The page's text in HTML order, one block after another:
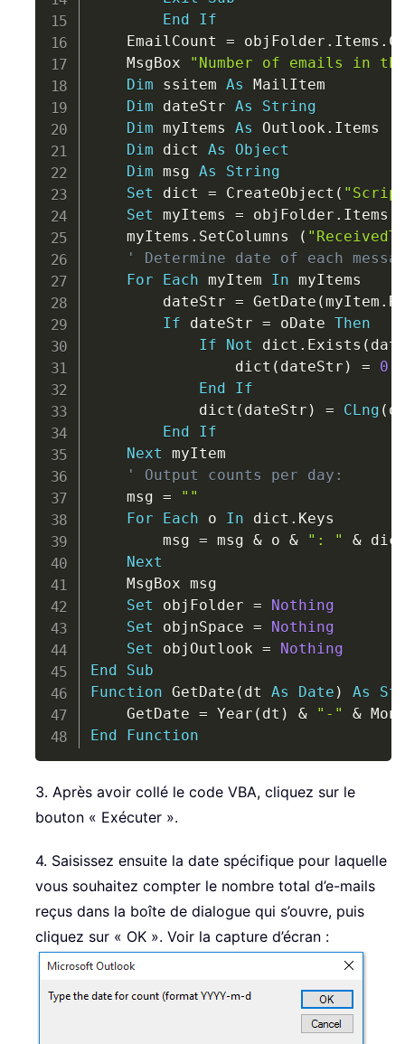
End
If
    EmailCount
= objFolder . Items .
    MsgBox
"Number of emails in
Dim ssitem As MailItem
Dim dateStr As
String
Dim myItems As Outlook . Items
Dim dict As
Object
Dim msg As
String
Set dict = CreateObject (
Set myItems = objFolder . Items
    myItems
. SetColumns (
' Determine date of each
For
Each myItem In myItems
        dateStr
= GetDate (myItem .
If dateStr = oDate Then
If
Not dict . Exists (
                dict
( dateStr ) =
0
End
If
            dict
( dateStr ) = CLng (
End
If
Next myItem
' Output counts per day:
    msg
=
""
For
Each o In dict . Keys
        msg
= msg & o & ": " &
Next
    MsgBox msg
Set objFolder =
Nothing
Set objnSpace =
Nothing
Set objOutlook =
Nothing
End
Sub
Function GetDate ( dt As Date ) As
    GetDate
= Year ( dt ) & "-" &
End
Function
3. Après avoir collé le code VBA, cliquez sur le
bouton « Exécuter ».
4. Saisissez ensuite la date spécifique pour laquelle
vous souhaitez compter le nombre total d’e-mails
reçus dans la boîte de dialogue qui s’ouvre, puis
cliquez sur « OK ». Voir la capture d’écran :